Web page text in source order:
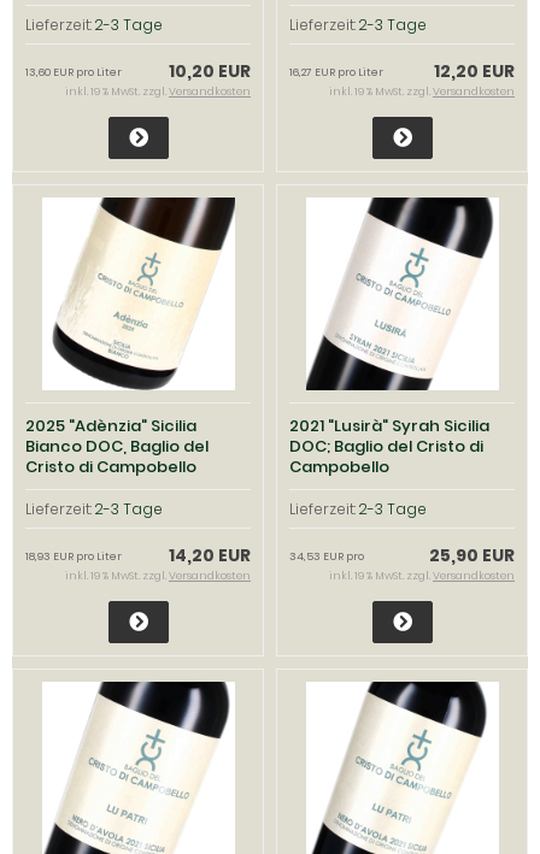
Lieferzeit:2-3 Tage
10,20 EUR
13,60 EUR pro Liter
inkl. 19 % MwSt. zzgl.Versandkosten
Lieferzeit:2-3 Tage
12,20 EUR
16,27 EUR pro Liter
inkl. 19 % MwSt. zzgl.Versandkosten
2025 "Adènzia" Sicilia
Bianco DOC, Baglio del
Cristo di Campobello
Lieferzeit:2-3 Tage
14,20 EUR
18,93 EUR pro Liter
inkl. 19 % MwSt. zzgl.Versandkosten
2021 "Lusirà" Syrah Sicilia
DOC; Baglio del Cristo di
Campobello
Lieferzeit:2-3 Tage
25,90 EUR
34,53 EUR pro
inkl. 19 % MwSt. zzgl.Versandkosten